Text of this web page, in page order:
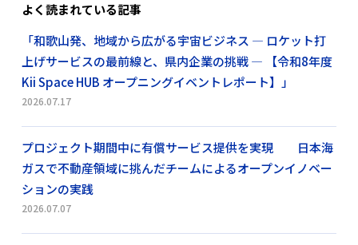
よく読まれている記事
「和歌山発、地域から広がる宇宙ビジネス ― ロケット打
上げサービスの最前線と、県内企業の挑戦 ― 【令和8年度
Kii Space HUB オープニングイベントレポート】」
2026.07.17
プロジェクト期間中に有償サービス提供を実現 日本海
ガスで不動産領域に挑んだチームによるオープンイノベー
ションの実践
2026.07.07